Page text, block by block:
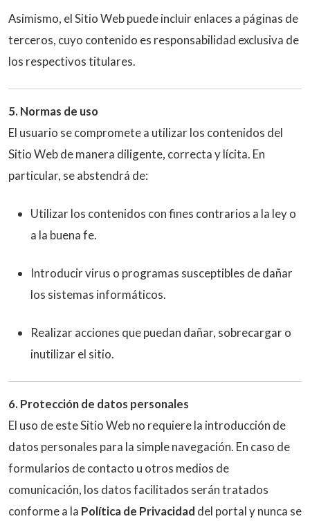
Asimismo, el Sitio Web puede incluir enlaces a páginas de
terceros, cuyo contenido es responsabilidad exclusiva de
los respectivos titulares.
5. Normas de uso
El usuario se compromete a utilizar los contenidos del
Sitio Web de manera diligente, correcta y lícita. En
particular, se abstendrá de:
Utilizar los contenidos con fines contrarios a la ley o
a la buena fe.
Introducir virus o programas susceptibles de dañar
los sistemas informáticos.
Realizar acciones que puedan dañar, sobrecargar o
inutilizar el sitio.
6. Protección de datos personales
El uso de este Sitio Web no requiere la introducción de
datos personales para la simple navegación. En caso de
formularios de contacto u otros medios de
comunicación, los datos facilitados serán tratados
conforme a la Política de Privacidad del portal y nunca se